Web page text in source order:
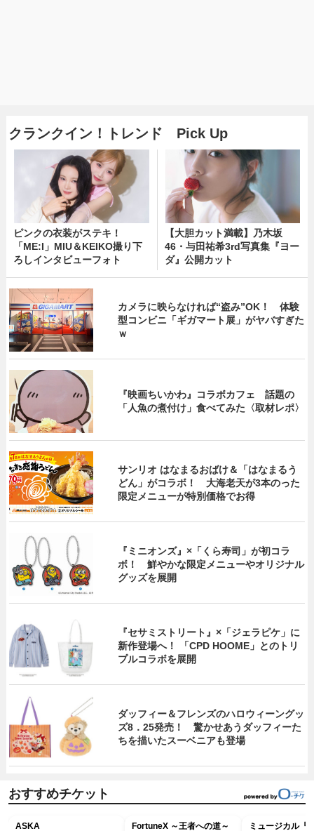
クランクイン！トレンド Pick Up
ピンクの衣装がステキ！
「ME:I」MIU＆KEIKO撮り下
ろしインタビューフォト
【大胆カット満載】乃木坂
46・与田祐希3rd写真集『ヨー
ダ』公開カット
カメラに映らなければ“盗み”OK！ 体験
型コンビニ「ギガマート展」がヤバすぎた
ｗ
『映画ちいかわ』コラボカフェ 話題の
「人魚の煮付け」食べてみた〈取材レポ〉
サンリオ はなまるおばけ＆「はなまるう
どん」がコラボ！ 大海老天が3本のった
限定メニューが特別価格でお得
『ミニオンズ』×「くら寿司」が初コラ
ボ！ 鮮やかな限定メニューやオリジナル
グッズを展開
『セサミストリート』×「ジェラピケ」に
新作登場へ！ 「CPD HOOME」とのトリ
プルコラボを展開
ダッフィー＆フレンズのハロウィーングッ
ズ8．25発売！ 驚かせあうダッフィーた
ちを描いたスーベニアも登場
おすすめチケット
ASKA FortuneX ～王者への道～ ミュージカル『